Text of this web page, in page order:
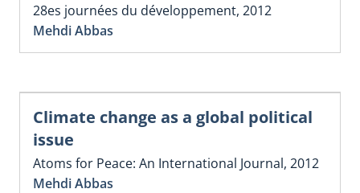
28es journées du développement, 2012
Mehdi Abbas
Climate change as a global political
issue
Atoms for Peace: An International Journal, 2012
Mehdi Abbas